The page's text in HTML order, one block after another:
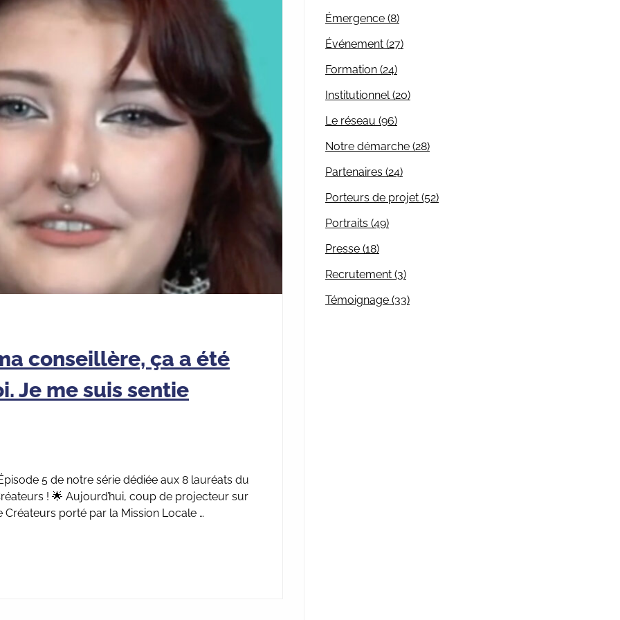
conseillère, ça a été
Je me suis sentie
5 de notre série dédiée aux 8 lauréats du
! 🌟 Aujourd’hui, coup de projecteur sur
porté par la Mission Locale …
Émergence (8)
Événement (27)
Formation (24)
Institutionnel (20)
Le réseau (96)
Notre démarche (28)
Partenaires (24)
Porteurs de projet (52)
Portraits (49)
Presse (18)
Recrutement (3)
Témoignage (33)